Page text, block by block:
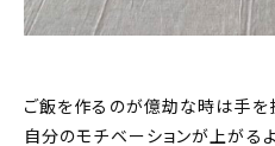
ご飯を作るのが億劫な時は手を
自分のモチベーションが上がる